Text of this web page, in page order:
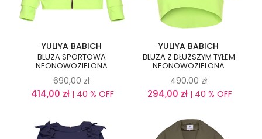
YULIYA BABICH
BLUZA SPORTOWA
NEONOWOZIELONA
690,00 zł
414,00 zł| 40 % OFF
YULIYA BABICH
BLUZA Z DŁUŻSZYM TYŁEM
NEONOWOZIELONA
490,00 zł
294,00 zł| 40 % OFF